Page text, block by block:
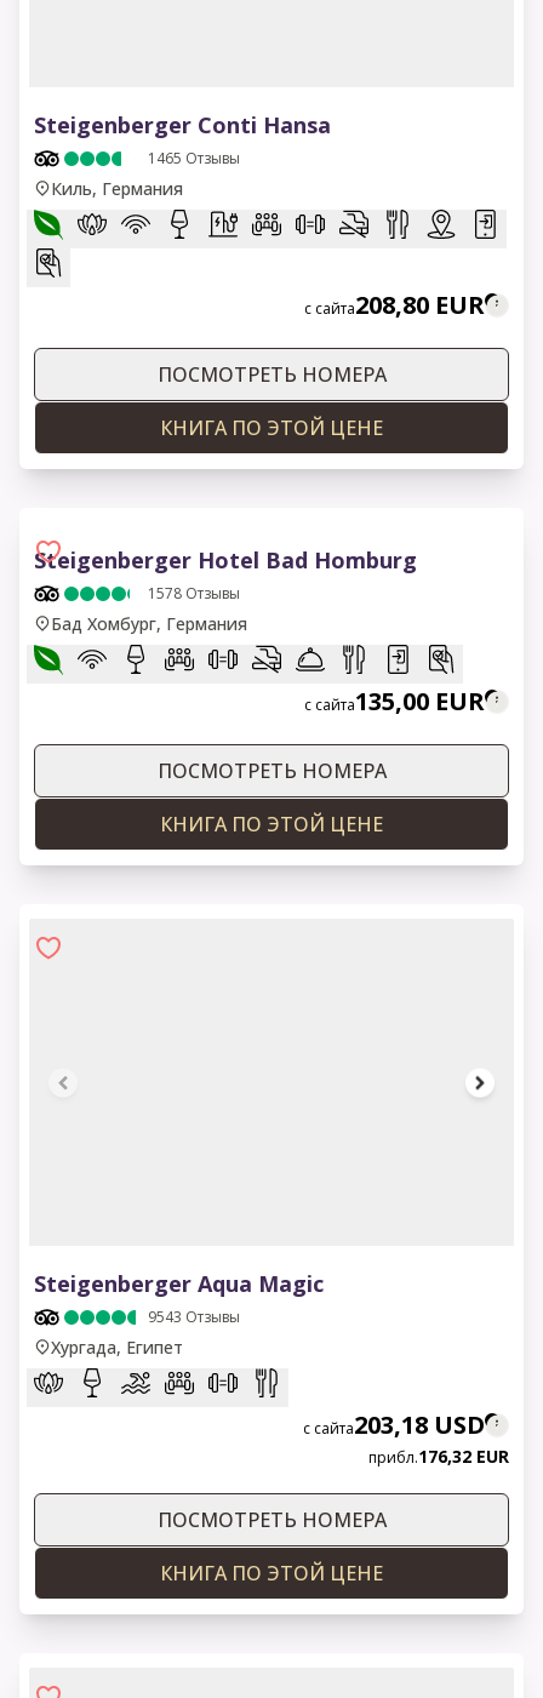
Steigenberger Conti Hansa
1465 Отзывы
Киль, Германия
с сайта208,80 EUR
ПОСМОТРЕТЬ НОМЕРА
КНИГА ПО ЭТОЙ ЦЕНЕ
Steigenberger Hotel Bad Homburg
1578 Отзывы
Бад Хомбург, Германия
с сайта135,00 EUR
ПОСМОТРЕТЬ НОМЕРА
КНИГА ПО ЭТОЙ ЦЕНЕ
Steigenberger Aqua Magic
9543 Отзывы
Хургада, Египет
с сайта203,18 USD
прибл.176,32 EUR
ПОСМОТРЕТЬ НОМЕРА
КНИГА ПО ЭТОЙ ЦЕНЕ